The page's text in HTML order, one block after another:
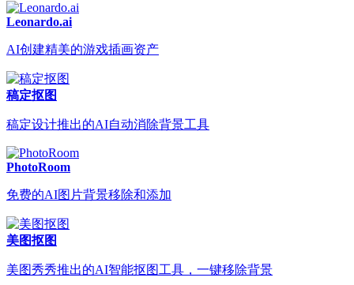
Leonardo.ai
AI创建精美的游戏插画资产
稿定抠图
稿定设计推出的AI自动消除背景工具
PhotoRoom
免费的AI图片背景移除和添加
美图抠图
美图秀秀推出的AI智能抠图工具，一键移除背景